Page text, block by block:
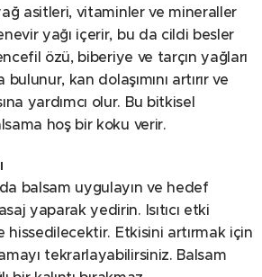
asitleri, vitaminler ve mineraller
yağı içerir, bu da cildi besler
özü, biberiye ve tarçın yağları
bulunur, kan dolaşımını artırır ve
yardımcı olur. Bu bitkisel
hoş bir koku verir.
balsam uygulayın ve hedef
yaparak yedirin. Isıtıcı etki
hissedilecektir. Etkisini artırmak için
tekrarlayabilirsiniz. Balsam